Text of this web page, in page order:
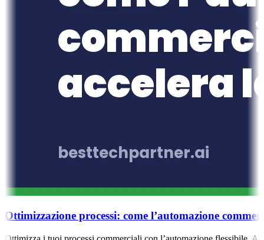
Ottimizzazione processi: come l’automazione